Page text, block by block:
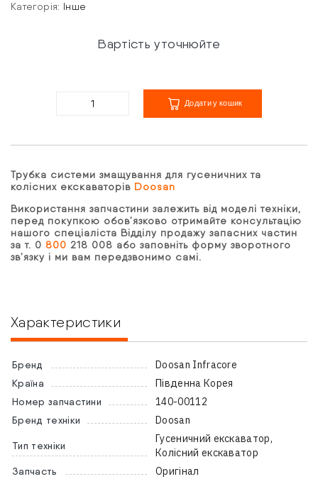
Категорія: Інше
Вартість уточнюйте
Додати у кошик
Трубка системи змащування для гусеничних та
колісних екскаваторів Doosan
Використання запчастини залежить від моделі техніки,
перед покупкою обов’язково отримайте консультацію
нашого спеціаліста Відділу продажу запасних частин
за т. 0 800 218 008 або заповніть форму зворотного
зв’язку і ми вам передзвонимо самі.
Характеристики
Бренд Doosan Infracore
Країна Південна Корея
Номер запчастини 140-00112
Бренд техніки Doosan
Тип техніки
Гусеничний екскаватор,
Колісний екскаватор
Запчасть Оригінал